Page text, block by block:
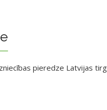
pieredze Latvijas